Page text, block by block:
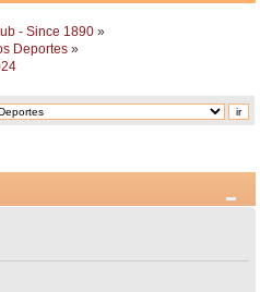
- Since 1890 »
Deportes »